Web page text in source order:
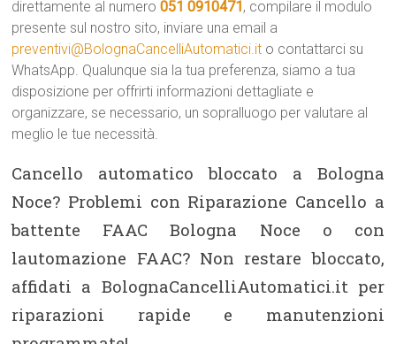
direttamente al numero051 0910471, compilare il modulo
presente sul nostro sito, inviare una email a
preventivi@BolognaCancelliAutomatici.it o contattarci su
WhatsApp. Qualunque sia la tua preferenza, siamo a tua
disposizione per offrirti informazioni dettagliate e
organizzare, se necessario, un sopralluogo per valutare al
meglio le tue necessità.
Cancello automatico bloccato a Bologna
Noce? Problemi con Riparazione Cancello a
battente FAAC Bologna Noce o con
lautomazione FAAC? Non restare bloccato,
affidati a BolognaCancelliAutomatici.it per
riparazioni rapide e manutenzioni